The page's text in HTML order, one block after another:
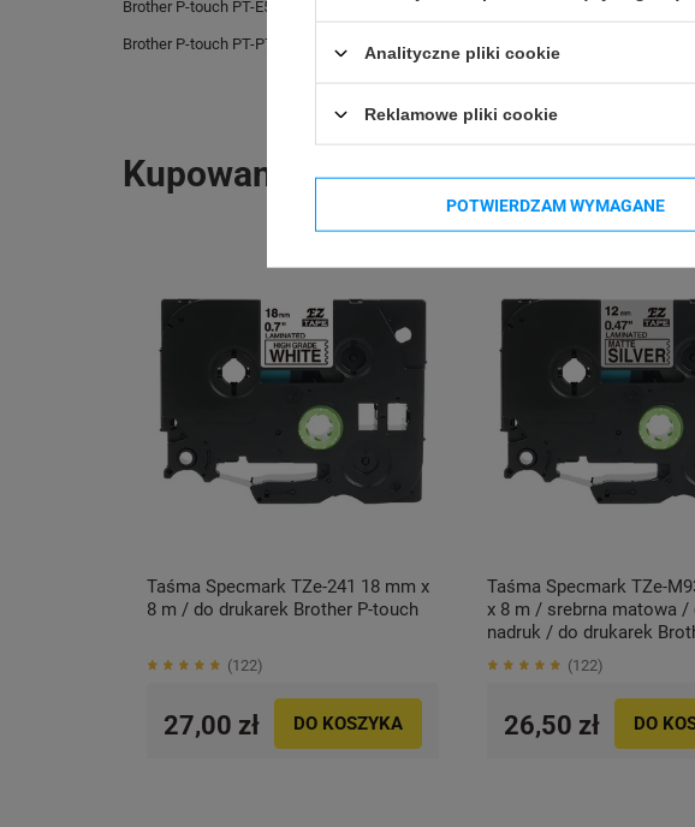
Brother P-touch PT-E550WSP Brother P-touch PT-E550WVP
Brother P-touch PT-P750TDI Brother P-touch PT-P900Wc
Kupowane razem
Taśma Specmark TZe-241 18 mm x
8 m / do drukarek Brother P-touch
122
27,00 zł DO KOSZYKA
Taśma Specmark TZe-
x 8 m / srebrna matowa /
nadruk / do drukarek
touch
122
26,50 zł DO
Analityczne pliki cookie
Reklamowe pliki cookie
POTWIERDZAM WYMAGANE